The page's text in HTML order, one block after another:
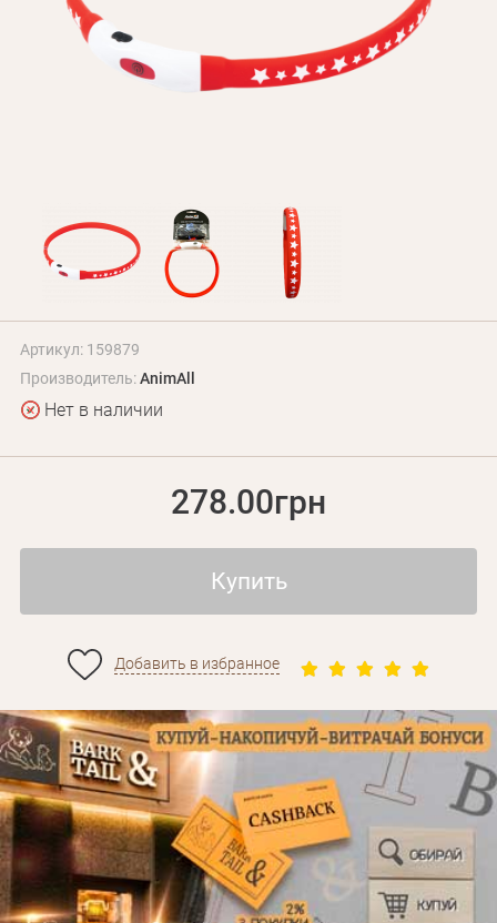
Программа лояльности
О Нас
+380 (95) 095-00-05
Артикул: 159879
Производитель:AnimAll
Нет в наличии
278.00грн
Купить
Добавить в избранное
Забыли пароль?